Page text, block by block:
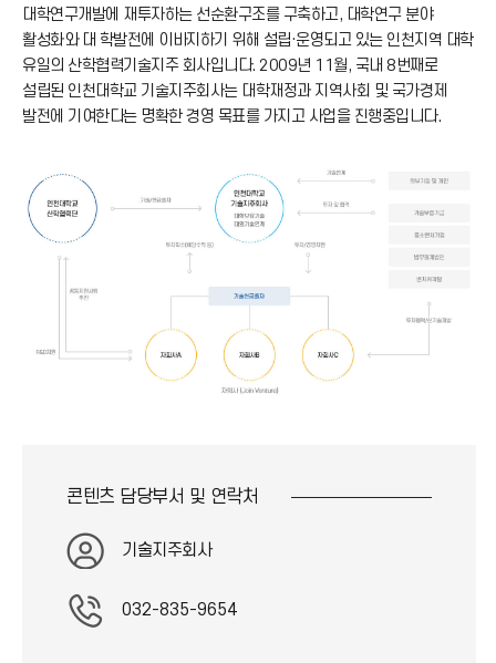
대학연구개발에 재투자하는 선순환구조를 구축하고, 대학연구 분야
활성화와 대 학발전에 이바지하기 위해 설립·운영되고 있는 인천지역 대학
유일의 산학협력기술지주 회사입니다. 2009년 11월, 국내 8번째로
설립된 인천대학교 기술지주회사는 대학재정과 지역사회 및 국가경제
발전에 기여한다는 명확한 경영 목표를 가지고 사업을 진행중입니다.
콘텐츠 담당부서 및 연락처
기술지주회사
032-835-9654